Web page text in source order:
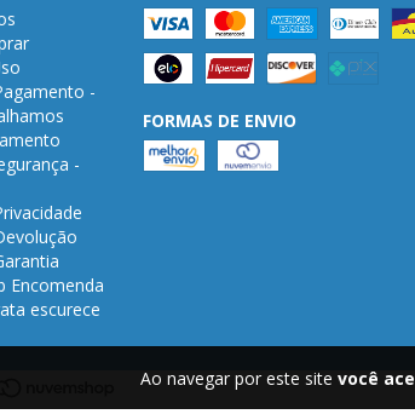
Ao navegar por este site você
-
-
Encomenda
escurece
FORMAS DE ENVIO